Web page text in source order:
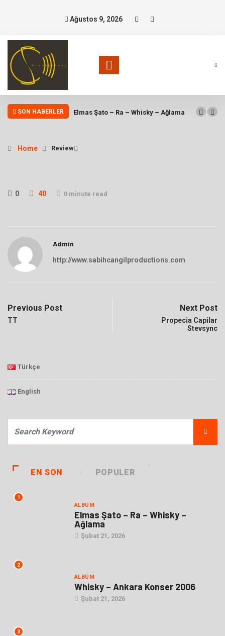
Ağustos 9, 2026
SON HABERLER Elmas Şato – Ra – Whisky – Ağlama
Home Review
0 40 0 minute read
Admin
http://www.sabihcangilproductions.com
Previous Post
TT
Next Post
Propecia Capilar
Stevsync
Türkçe
English
EN SON POPULER
1
ALBÜM
Elmas Şato – Ra – Whisky –
Ağlama
Şubat 21, 2026
2
ALBÜM
Whisky – Ankara Konser 2006
Şubat 21, 2026
3